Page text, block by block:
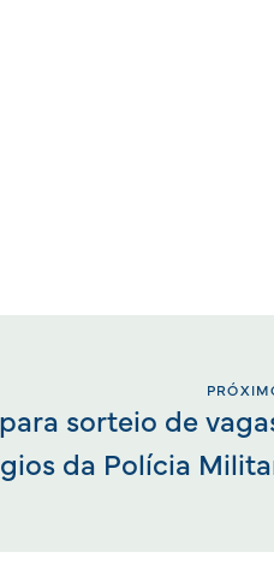
sorteio de
da Polícia